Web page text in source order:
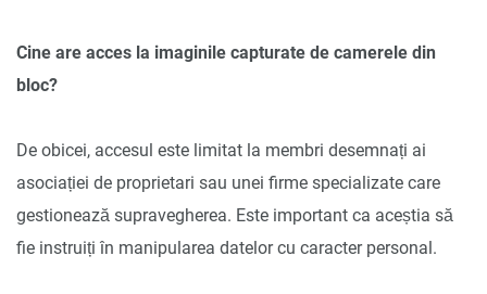
Cine are acces la imaginile capturate de camerele din
bloc?
De obicei, accesul este limitat la membri desemnați ai
asociației de proprietari sau unei firme specializate care
gestionează supravegherea. Este important ca aceștia să
fie instruiți în manipularea datelor cu caracter personal.